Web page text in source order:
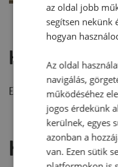
Hozzászólások
Ehhez a recepthez még
Hozzászólás
az oldal jobb
segítsen nekünk
hogyan
Az oldal
navigálás,
működéséhez
jogos érdekünk
kerülnek, egyes
azonban a
van. Ezen sütik